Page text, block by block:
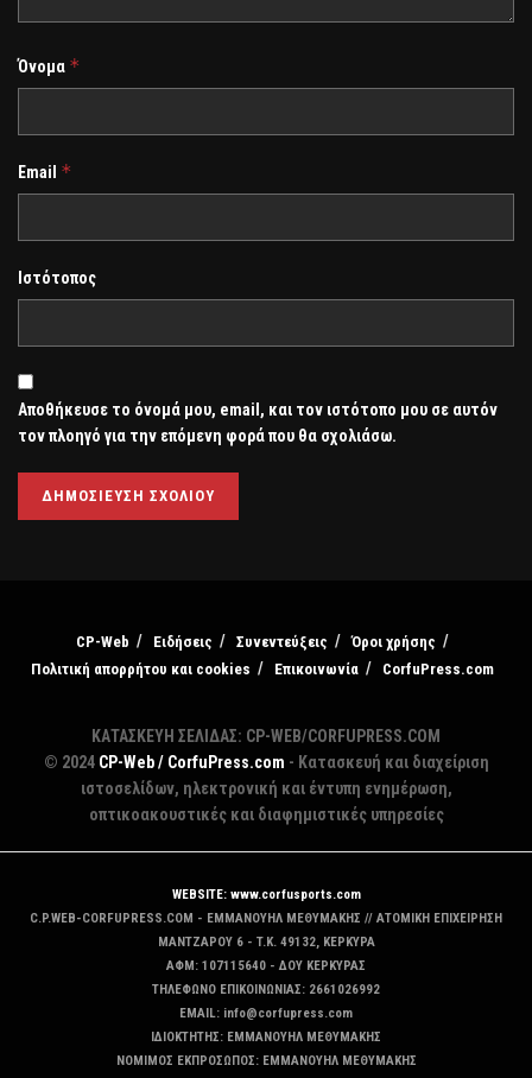
Όνομα *
Email *
Ιστότοπος
Αποθήκευσε το όνομά μου, email, και τον ιστότοπο μου σε αυτόν
τον πλοηγό για την επόμενη φορά που θα σχολιάσω.
CP-Web Ειδήσεις Συνεντεύξεις
Όροι χρήσης
Πολιτική απορρήτου και cookies
Επικοινωνία CorfuPress.com
ΚΑΤΑΣΚΕΥΗ ΣΕΛΙΔΑΣ: CP-WEB/CORFUPRESS.COM
© 2024 CP-Web / CorfuPress.com - Κατασκευή και διαχείριση
ιστοσελίδων, ηλεκτρονική και έντυπη ενημέρωση,
οπτικοακουστικές και διαφημιστικές υπηρεσίες
WEBSITE: www.corfusports.com
C.P.WEB-CORFUPRESS.COM - ΕΜΜΑΝΟΥΗΛ ΜΕΘΥΜΑΚΗΣ // ΑΤΟΜΙΚΗ ΕΠΙΧΕΙΡΗΣΗ
MANTZAΡΟΥ 6 - T.K. 49132, ΚΕΡΚΥΡΑ
ΑΦΜ: 107115640 - ΔΟΥ ΚΕΡΚΥΡΑΣ
ΤΗΛΕΦΩΝΟ ΕΠΙΚΟΙΝΩΝΙΑΣ: 2661026992
EMAIL: info@corfupress.com
ΙΔΙΟΚΤΗΤΗΣ: EMMANOYΗΛ ΜΕΘΥΜΑΚΗΣ
ΝΟΜΙΜΟΣ ΕΚΠΡΟΣΩΠΟΣ: EMMANOYΗΛ ΜΕΘΥΜΑΚΗΣ